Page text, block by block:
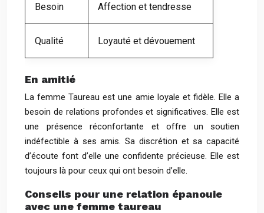
Besoin Affection et tendresse
Qualité Loyauté et dévouement
En amitié
La femme Taureau est une amie loyale et fidèle. Elle a
besoin de relations profondes et significatives. Elle est
une présence réconfortante et offre un soutien
indéfectible à ses amis. Sa discrétion et sa capacité
d’écoute font d’elle une confidente précieuse. Elle est
toujours là pour ceux qui ont besoin d’elle.
Conseils pour une relation épanouie
avec une femme taureau